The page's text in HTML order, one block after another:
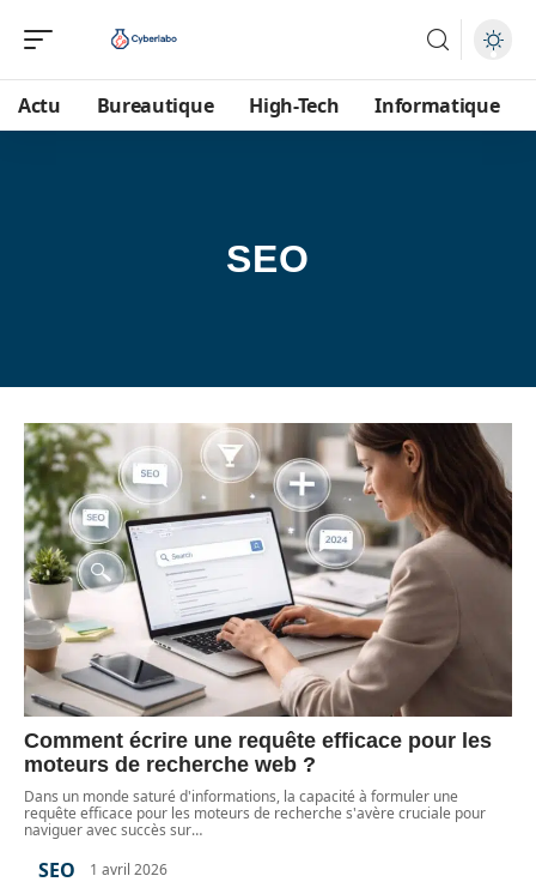
Actu Bureautique High-Tech Informatique
SEO
Comment écrire une requête efficace pour les
moteurs de recherche web ?
Dans un monde saturé d'informations, la capacité à formuler une
requête efficace pour les moteurs de recherche s'avère cruciale pour
naviguer avec succès sur…
SEO 1 avril 2026